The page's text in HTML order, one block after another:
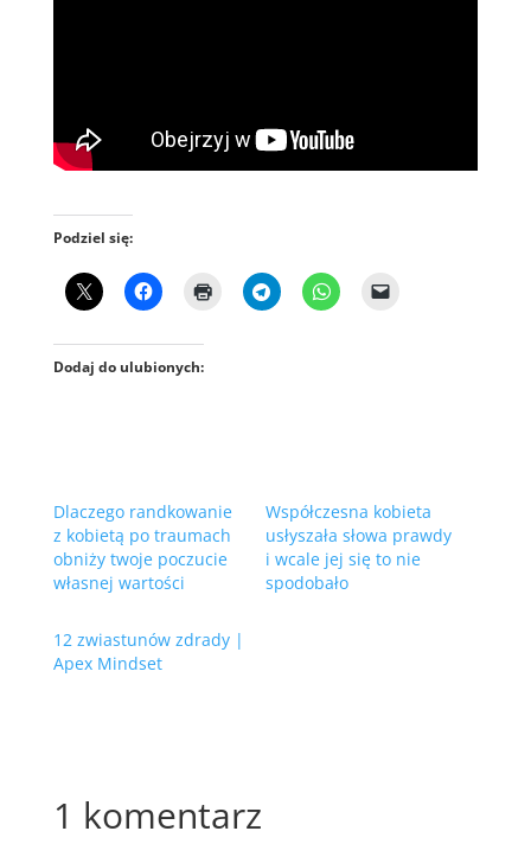
Podziel się:
Dodaj do ulubionych:
Dlaczego randkowanie
z kobietą po traumach
obniży twoje poczucie
własnej wartości
Współczesna kobieta
usłyszała słowa prawdy
i wcale jej się to nie
spodobało
12 zwiastunów zdrady |
Apex Mindset
1 komentarz